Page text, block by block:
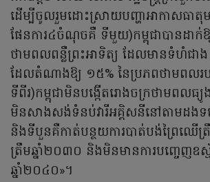
ដើម្បីចូលរួមដោះស្រាយបញ្ហាអាកាសធាតុ
ផែនការ៤ចំណុចគឺ ទីមួយ)កម្ពុជាបានដាក់ឱ្
ថាមពលពន្លឺព្រះអាទិត្យ ដែលមានទំហំជាង
ដែលតំណាងឱ្យ ១៥% នៃប្រភពថាមពលរ
ទីពីរ)កម្ពុជាមិនបង្កើតរោងចក្រថាមពលធ្យូង
មិនសាងសង់ទំនប់វារីអគ្គិសនីនៅតាមដងទន្
និងទីបួនគឺកាត់បន្ថយការបាត់បង់ព្រៃឈើ
ត្រឹមឆ្នាំ២០៣០ និងមិនមានការបញ្ចេញឧ
ឆ្នាំ២០៤០»។